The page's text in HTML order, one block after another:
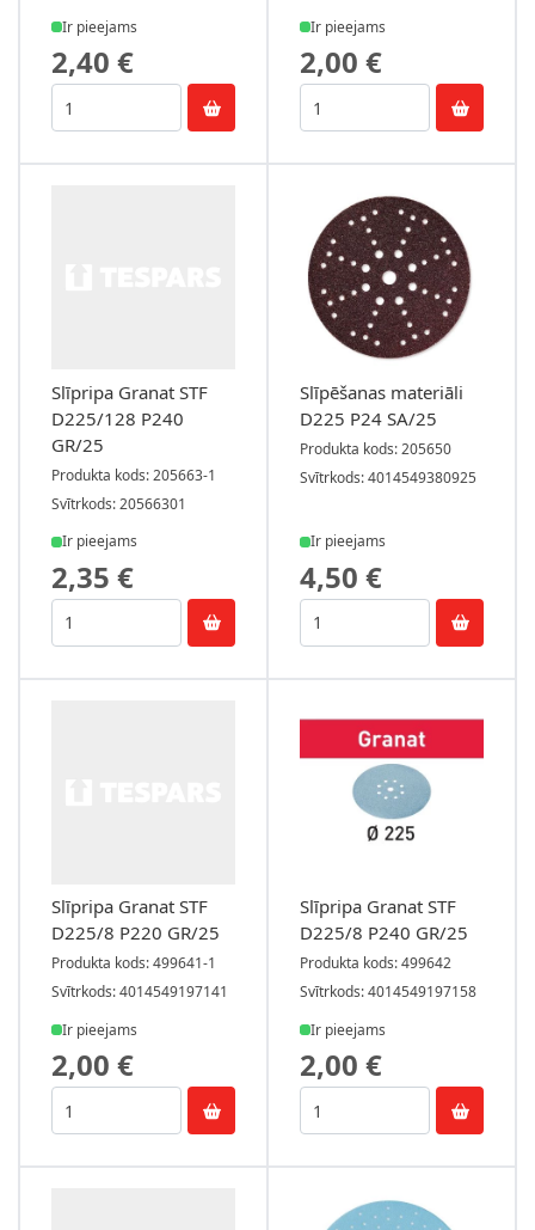
Ir pieejams
2,40 €
Ir pieejams
2,00 €
Slīpripa Granat STF
D225/128 P240
GR/25
Produkta kods: 205663-1
Svītrkods: 20566301
Ir pieejams
2,35 €
Slīpēšanas materiāli
D225 P24 SA/25
Produkta kods: 205650
Svītrkods: 4014549380925
Ir pieejams
4,50 €
Slīpripa Granat STF
D225/8 P220 GR/25
Produkta kods: 499641-1
Svītrkods: 4014549197141
Ir pieejams
2,00 €
Slīpripa Granat STF
D225/8 P240 GR/25
Produkta kods: 499642
Svītrkods: 4014549197158
Ir pieejams
2,00 €